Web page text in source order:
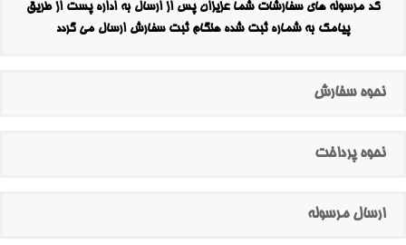
کد مرسوله های سفارشات شما عزیزان پس از ارسال به اداره پست از طریق
پیامک به شماره ثبت شده هنگام ثبت سفارش ارسال می گردد
نحوه سفارش
نحوه پرداخت
ارسال مرسوله